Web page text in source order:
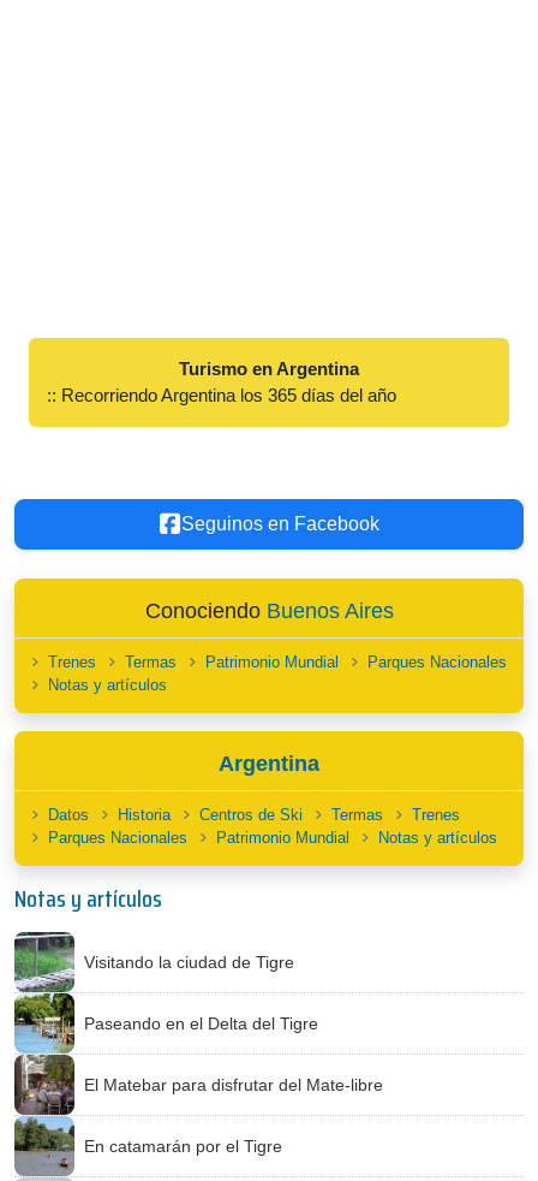
Turismo en Argentina
:: Recorriendo Argentina los 365 días del año
Seguinos en Facebook
Conociendo Buenos Aires
Trenes Termas Patrimonio Mundial
Parques Nacionales
Notas y artículos
Argentina
Datos Historia Centros de Ski Termas
Trenes
Parques Nacionales
Patrimonio Mundial Notas y artículos
Notas y artículos
Visitando la ciudad de Tigre
Paseando en el Delta del Tigre
El Matebar para disfrutar del Mate-libre
En catamarán por el Tigre